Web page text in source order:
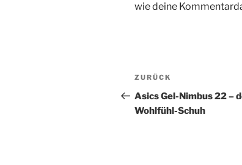
wie deine
Vorheriger
Beitrag
ZURÜCK
Asics Gel-Nimbus 22 –
Wohlfühl-Schuh